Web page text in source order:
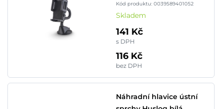
Kód produktu: 0039589401052
Skladem
141 Kč
s DPH
116 Kč
bez DPH
Náhradní hlavice ústní